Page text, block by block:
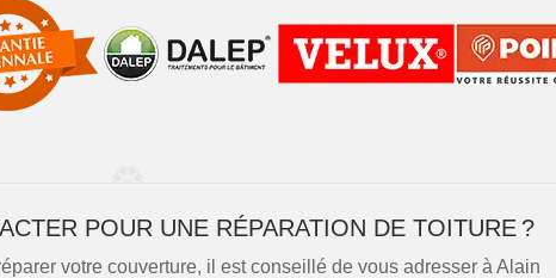
POUR UNE RÉPARATION DE TOITURE ?
votre couverture, il est conseillé de vous adresser à Alain